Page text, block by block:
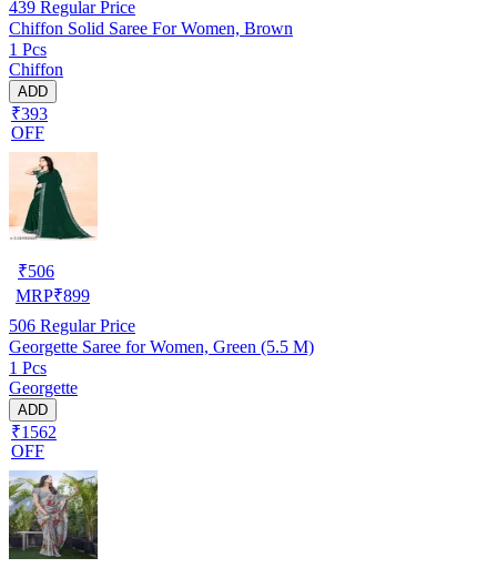
439 Regular Price
Chiffon Solid Saree For Women, Brown
1 Pcs
Chiffon
ADD
₹393
OFF
₹506
MRP₹899
506 Regular Price
Georgette Saree for Women, Green (5.5 M)
1 Pcs
Georgette
ADD
₹1562
OFF